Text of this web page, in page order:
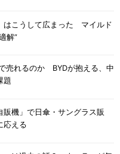
はこうして広まった マイルド
解”
売れるのか BYDが抱える、中
題
機」で日傘・サングラス販
応える